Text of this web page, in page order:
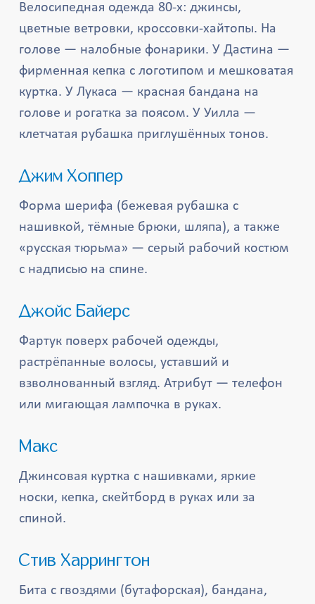
Велосипедная одежда 80-х: джинсы,
цветные ветровки, кроссовки-хайтопы. На
голове — налобные фонарики. У Дастина —
фирменная кепка с логотипом и мешковатая
куртка. У Лукаса — красная бандана на
голове и рогатка за поясом. У Уилла —
клетчатая рубашка приглушённых тонов.
Джим Хоппер
Форма шерифа (бежевая рубашка с
нашивкой, тёмные брюки, шляпа), а также
«русская тюрьма» — серый рабочий костюм
с надписью на спине.
Джойс Байерс
Фартук поверх рабочей одежды,
растрёпанные волосы, уставший и
взволнованный взгляд. Атрибут — телефон
или мигающая лампочка в руках.
Макс
Джинсовая куртка с нашивками, яркие
носки, кепка, скейтборд в руках или за
спиной.
Стив Харрингтон
Бита с гвоздями (бутафорская), бандана,